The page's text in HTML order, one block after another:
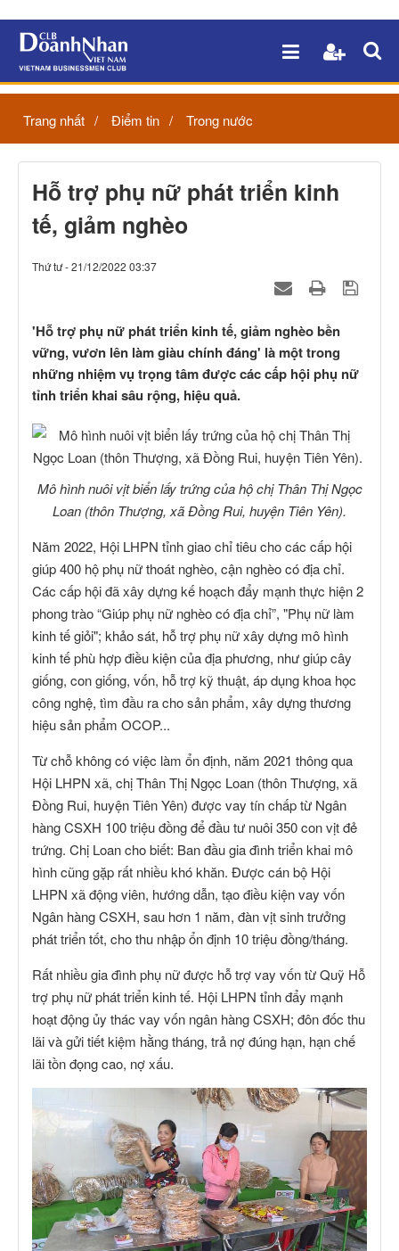
Trang nhất Điểm tin Trong nước
Hỗ trợ phụ nữ phát triển kinh
tế, giảm nghèo
Thứ tư - 21/12/2022 03:37
'Hỗ trợ phụ nữ phát triển kinh tế, giảm nghèo bền
vững, vươn lên làm giàu chính đáng' là một trong
những nhiệm vụ trọng tâm được các cấp hội phụ nữ
tỉnh triển khai sâu rộng, hiệu quả.
Mô hình nuôi vịt biển lấy trứng của hộ chị Thân Thị Ngọc
Loan (thôn Thượng, xã Đồng Rui, huyện Tiên Yên).
Năm 2022, Hội LHPN tỉnh giao chỉ tiêu cho các cấp hội
giúp 400 hộ phụ nữ thoát nghèo, cận nghèo có địa chỉ.
Các cấp hội đã xây dựng kế hoạch đẩy mạnh thực hiện 2
phong trào “Giúp phụ nữ nghèo có địa chỉ”, "Phụ nữ làm
kinh tế giỏi"; khảo sát, hỗ trợ phụ nữ xây dựng mô hình
kinh tế phù hợp điều kiện của địa phương, như giúp cây
giống, con giống, vốn, hỗ trợ kỹ thuật, áp dụng khoa học
công nghệ, tìm đầu ra cho sản phẩm, xây dựng thương
hiệu sản phẩm OCOP...
Từ chỗ không có việc làm ổn định, năm 2021 thông qua
Hội LHPN xã, chị Thân Thị Ngọc Loan (thôn Thượng, xã
Đồng Rui, huyện Tiên Yên) được vay tín chấp từ Ngân
hàng CSXH 100 triệu đồng để đầu tư nuôi 350 con vịt đẻ
trứng. Chị Loan cho biết: Ban đầu gia đình triển khai mô
hình cũng gặp rất nhiều khó khăn. Được cán bộ Hội
LHPN xã động viên, hướng dẫn, tạo điều kiện vay vốn
Ngân hàng CSXH, sau hơn 1 năm, đàn vịt sinh trưởng
phát triển tốt, cho thu nhập ổn định 10 triệu đồng/tháng.
Rất nhiều gia đình phụ nữ được hỗ trợ vay vốn từ Quỹ Hỗ
trợ phụ nữ phát triển kinh tế. Hội LHPN tỉnh đẩy mạnh
hoạt động ủy thác vay vốn ngân hàng CSXH; đôn đốc thu
lãi và gửi tiết kiệm hằng tháng, trả nợ đúng hạn, hạn chế
lãi tồn đọng cao, nợ xấu.